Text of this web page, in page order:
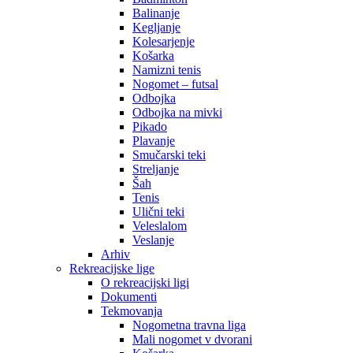
Balinanje
Kegljanje
Kolesarjenje
Košarka
Namizni tenis
Nogomet – futsal
Odbojka
Odbojka na mivki
Pikado
Plavanje
Smučarski teki
Streljanje
Šah
Tenis
Ulični teki
Veleslalom
Veslanje
Arhiv
Rekreacijske lige
O rekreacijski ligi
Dokumenti
Tekmovanja
Nogometna travna liga
Mali nogomet v dvorani